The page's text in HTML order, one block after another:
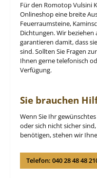
Für den Romotop Vulsini
Onlineshop eine breite
Feuerraumsteine,
Dichtungen. Wir
garantieren damit, dass sie
sind. Sollten Sie Fragen
Ihnen gerne telefonisch
Verfügung.
Sie brauchen
Wenn Sie Ihr
oder sich nicht sicher
benötigen, stehen wir
Telefon: 040 28 48 48